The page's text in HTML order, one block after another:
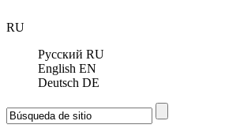
RU
Русский RU
English EN
Deutsch DE